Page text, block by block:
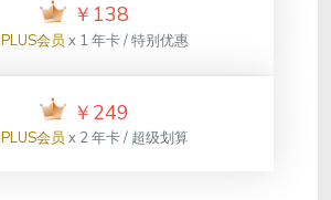
￥ 138
PLUS会员x 1 年卡 / 特别优惠
￥ 249
PLUS会员x 2 年卡 / 超级划算